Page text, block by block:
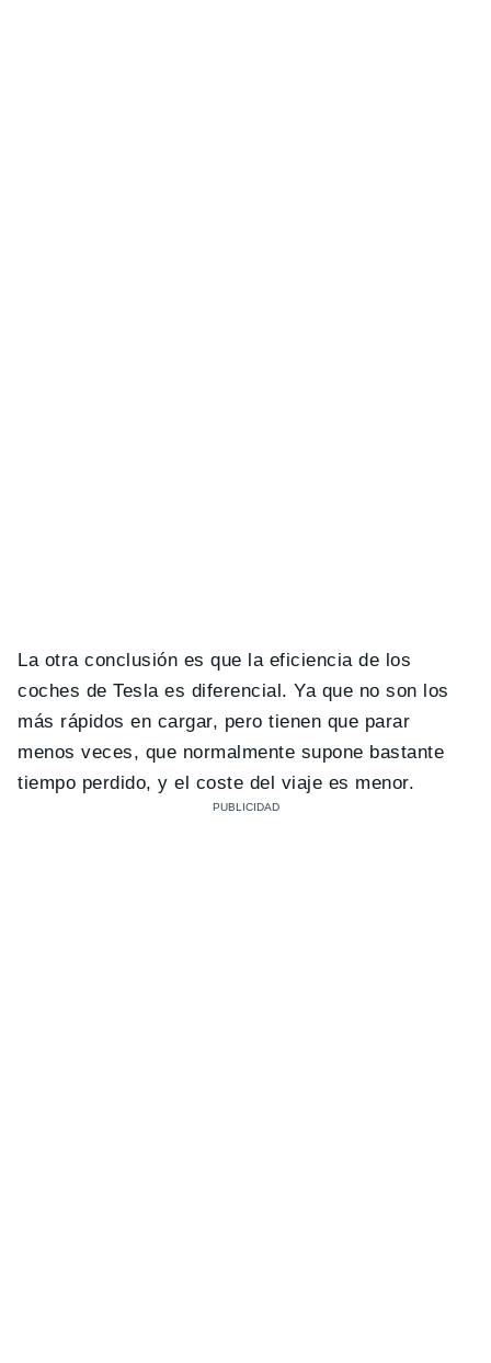
La otra conclusión es que la eficiencia de los
coches de Tesla es diferencial. Ya que no son los
más rápidos en cargar, pero tienen que parar
menos veces, que normalmente supone bastante
tiempo perdido, y el coste del viaje es menor.